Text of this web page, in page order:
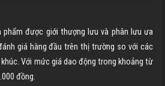
phẩm được giới thượng lưu và phân lưu ưa
giá hàng đầu trên thị trường so với các
Với mức giá dao động trong khoảng từ
đồng.